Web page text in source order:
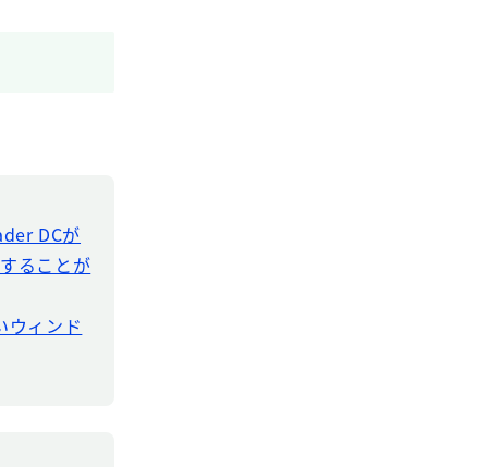
DCが
ることが
ィンド